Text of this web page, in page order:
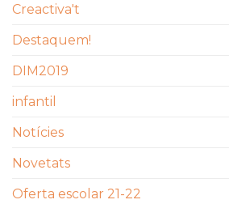
Creactiva't
Destaquem!
DIM2019
infantil
Notícies
Novetats
Oferta escolar 21-22